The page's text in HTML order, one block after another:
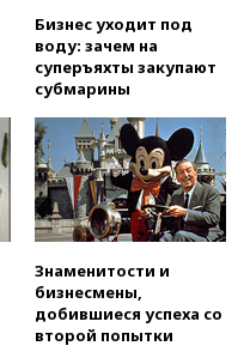
Бизнес уходит под
воду: зачем на
суперъяхты закупают
субмарины
Знаменитости и
бизнесмены,
добившиеся успеха со
второй попытки